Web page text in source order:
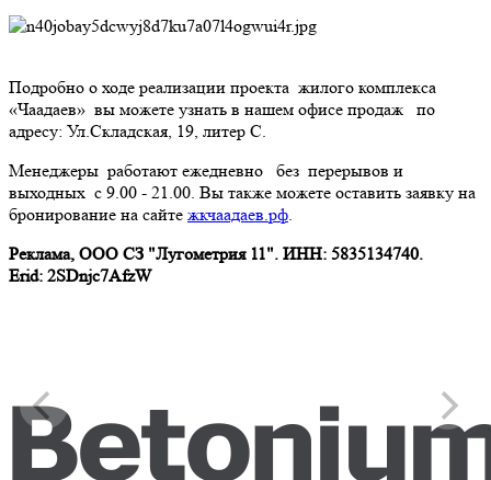
Подробно о ходе реализации проекта жилого комплекса
«Чаадаев» вы можете узнать в нашем офисе продаж по
адресу: Ул.Складская, 19, литер С.
Менеджеры работают ежедневно без перерывов и
выходных с 9.00 - 21.00. Вы также можете оставить заявку на
бронирование на сайте жкчаадаев.рф.
Реклама, ООО СЗ "Лугометрия 11". ИНН: 5835134740.
Erid: 2SDnjc7AfzW